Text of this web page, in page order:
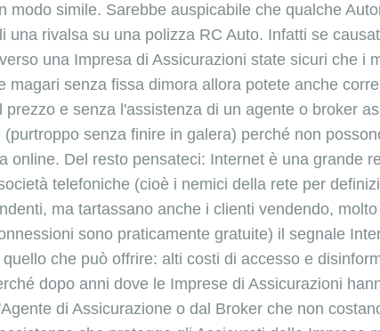
modo simile. Sarebbe auspicabile che qualche
una rivalsa su una polizza RC Auto. Infatti se
una Impresa di Assicurazioni state sicuri che i
magari senza fissa dimora allora potete anche
e senza l'assistenza di un agente o broker
senza finire in galera) perché non
online. Del resto pensateci: Internet è una grande
telefoniche (cioè i nemici della rete per
ma tartassano anche i clienti vendendo,
sono praticamente gratuite) il segnale
che può offrire: alti costi di accesso e
dopo anni dove le Imprese di Assicurazioni
di Assicurazione o dal Broker che non